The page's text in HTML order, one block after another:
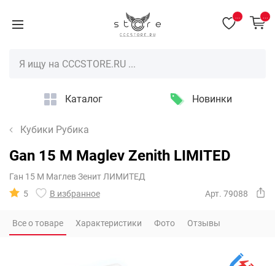
Каталог Новинки
Кубики Рубика
Gan 15 M Maglev Zenith LIMITED
Ган 15 М Маглев Зенит ЛИМИТЕД
5
В избранное Арт. 79088
Все о товаре Характеристики Фото Отзывы